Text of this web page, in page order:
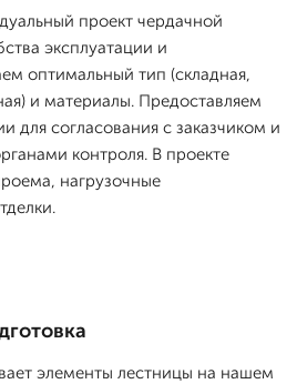
проект чердачной
эксплуатации и
оптимальный тип (складная,
и материалы. Предоставляем
для согласования с заказчиком и
контроля. В проекте
нагрузочные
элементы лестницы на нашем